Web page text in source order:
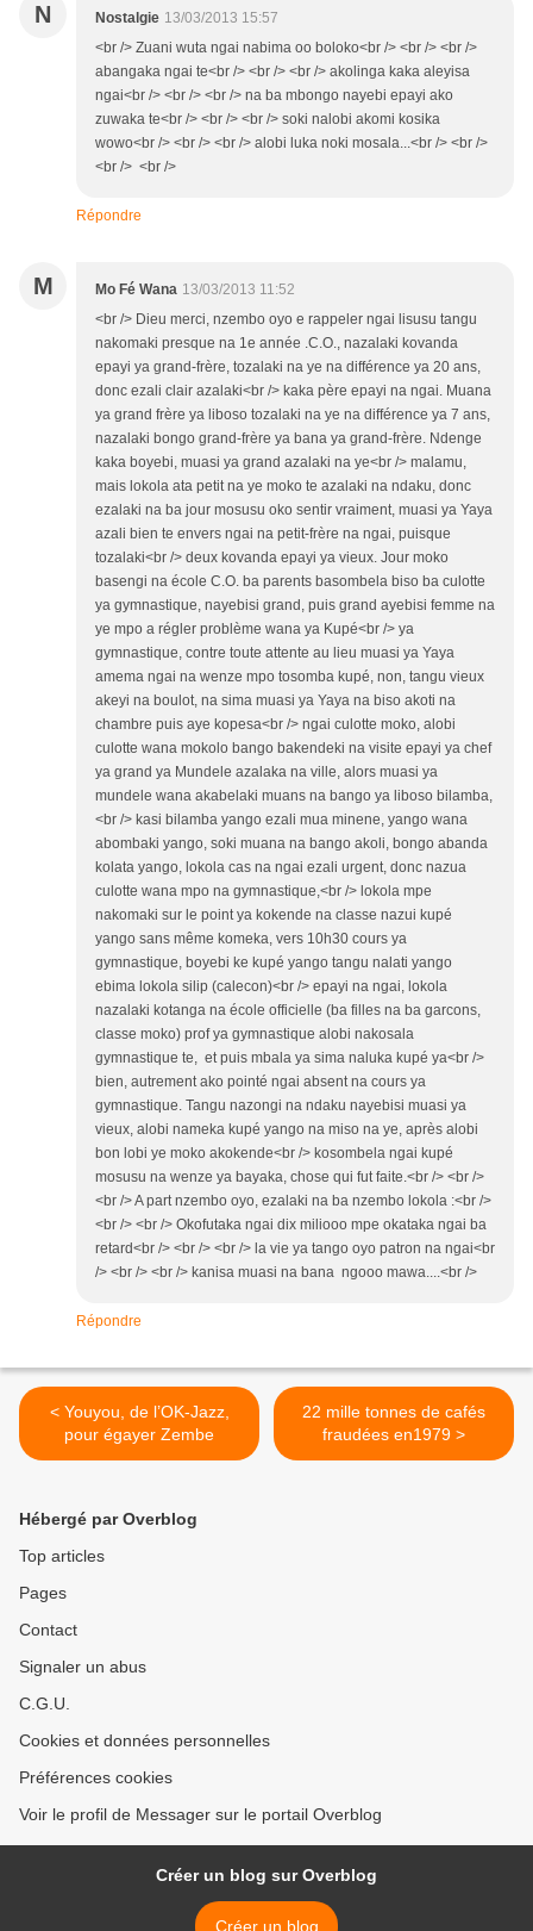
N Nostalgie 13/03/2013 15:57
<br /> Zuani wuta ngai nabima oo boloko<br /> <br /> <br />
abangaka ngai te<br /> <br /> <br /> akolinga kaka aleyisa
ngai<br /> <br /> <br /> na ba mbongo nayebi epayi ako
zuwaka te<br /> <br /> <br /> soki nalobi akomi kosika
wowo<br /> <br /> <br /> alobi luka noki mosala...<br /> <br />
<br /> <br />
Répondre
M Mo Fé Wana 13/03/2013 11:52
<br /> Dieu merci, nzembo oyo e rappeler ngai lisusu tangu
nakomaki presque na 1e année .C.O., nazalaki kovanda
epayi ya grand-frère, tozalaki na ye na différence ya 20 ans,
donc ezali clair azalaki<br /> kaka père epayi na ngai. Muana
ya grand frère ya liboso tozalaki na ye na différence ya 7 ans,
nazalaki bongo grand-frère ya bana ya grand-frère. Ndenge
kaka boyebi, muasi ya grand azalaki na ye<br /> malamu,
mais lokola ata petit na ye moko te azalaki na ndaku, donc
ezalaki na ba jour mosusu oko sentir vraiment, muasi ya Yaya
azali bien te envers ngai na petit-frère na ngai, puisque
tozalaki<br /> deux kovanda epayi ya vieux. Jour moko
basengi na école C.O. ba parents basombela biso ba culotte
ya gymnastique, nayebisi grand, puis grand ayebisi femme na
ye mpo a régler problème wana ya Kupé<br /> ya
gymnastique, contre toute attente au lieu muasi ya Yaya
amema ngai na wenze mpo tosomba kupé, non, tangu vieux
akeyi na boulot, na sima muasi ya Yaya na biso akoti na
chambre puis aye kopesa<br /> ngai culotte moko, alobi
culotte wana mokolo bango bakendeki na visite epayi ya chef
ya grand ya Mundele azalaka na ville, alors muasi ya
mundele wana akabelaki muans na bango ya liboso bilamba,
<br /> kasi bilamba yango ezali mua minene, yango wana
abombaki yango, soki muana na bango akoli, bongo abanda
kolata yango, lokola cas na ngai ezali urgent, donc nazua
culotte wana mpo na gymnastique,<br /> lokola mpe
nakomaki sur le point ya kokende na classe nazui kupé
yango sans même komeka, vers 10h30 cours ya
gymnastique, boyebi ke kupé yango tangu nalati yango
ebima lokola silip (calecon)<br /> epayi na ngai, lokola
nazalaki kotanga na école officielle (ba filles na ba garcons,
classe moko) prof ya gymnastique alobi nakosala
gymnastique te, et puis mbala ya sima naluka kupé ya<br />
bien, autrement ako pointé ngai absent na cours ya
gymnastique. Tangu nazongi na ndaku nayebisi muasi ya
vieux, alobi nameka kupé yango na miso na ye, après alobi
bon lobi ye moko akokende<br /> kosombela ngai kupé
mosusu na wenze ya bayaka, chose qui fut faite.<br /> <br />
<br /> A part nzembo oyo, ezalaki na ba nzembo lokola :<br />
<br /> <br /> Okofutaka ngai dix miliooo mpe okataka ngai ba
retard<br /> <br /> <br /> la vie ya tango oyo patron na ngai<br
/> <br /> <br /> kanisa muasi na bana ngooo mawa....<br />
Répondre
< Youyou, de l’OK-Jazz,
pour égayer Zembe
22 mille tonnes de cafés
fraudées en1979 >
Hébergé par Overblog
Top articles
Pages
Contact
Signaler un abus
C.G.U.
Cookies et données personnelles
Préférences cookies
Voir le profil de Messager sur le portail Overblog
Créer un blog sur Overblog
Créer un blog